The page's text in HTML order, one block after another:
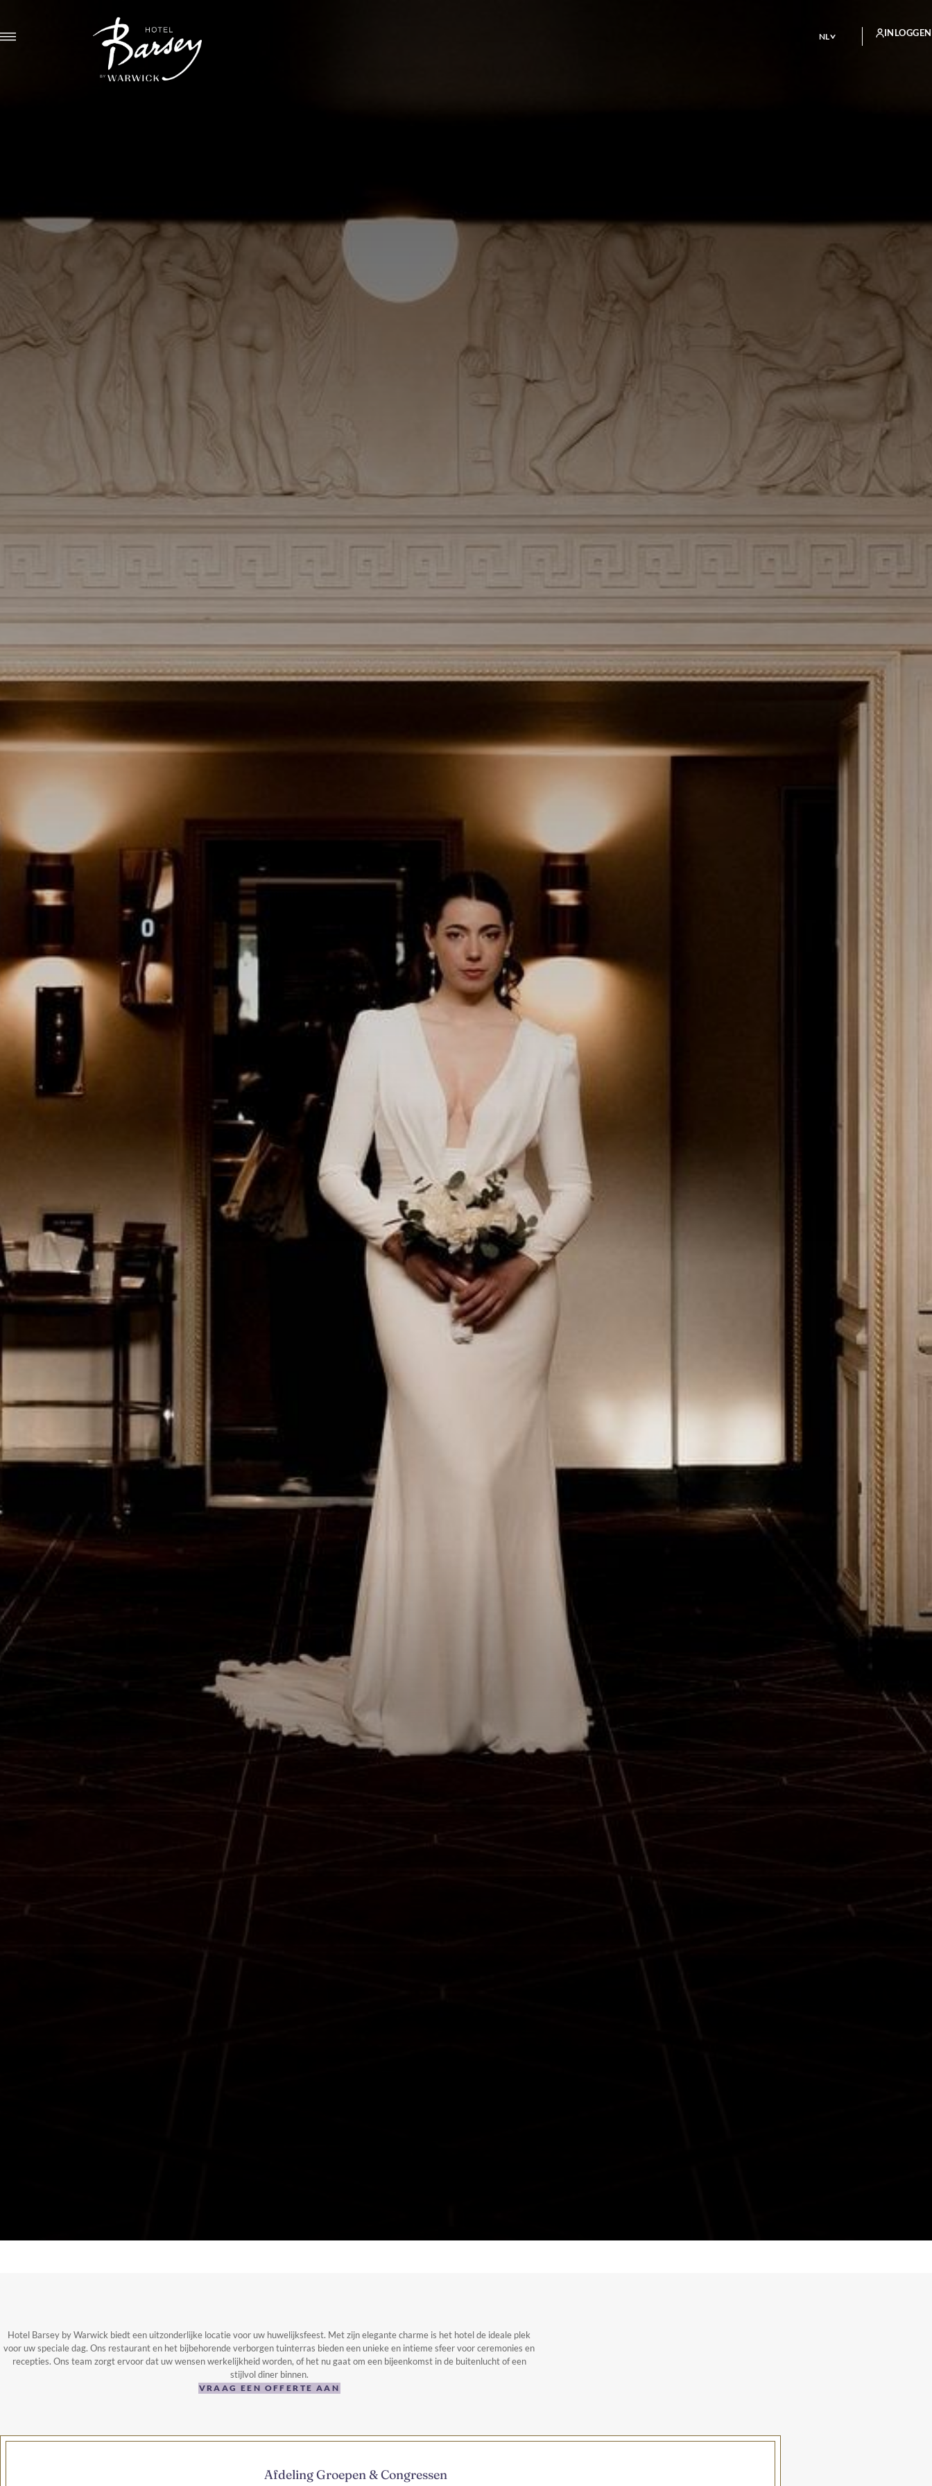
NL INLOGGEN
Hotel Barsey by Warwick biedt een uitzonderlijke locatie voor uw huwelijksfeest. Met zijn elegante charme is het hotel de ideale plek
voor uw speciale dag. Ons restaurant en het bijbehorende verborgen tuinterras bieden een unieke en intieme sfeer voor ceremonies en
recepties. Ons team zorgt ervoor dat uw wensen werkelijkheid worden, of het nu gaat om een bijeenkomst in de buitenlucht of een
stijlvol diner binnen.
VRAAG EEN OFFERTE AAN
Afdeling Groepen & Congressen